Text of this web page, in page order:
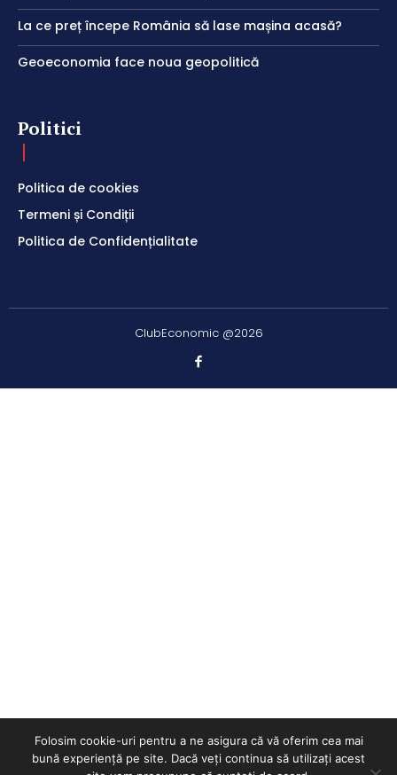
La ce preț începe România să lase mașina acasă?
Geoeconomia face noua geopolitică
Politici
Politica de cookies
Termeni și Condiții
Politica de Confidențialitate
ClubEconomic @2026
Folosim cookie-uri pentru a ne asigura că vă oferim cea mai
bună experiență pe site. Dacă veți continua să utilizați acest